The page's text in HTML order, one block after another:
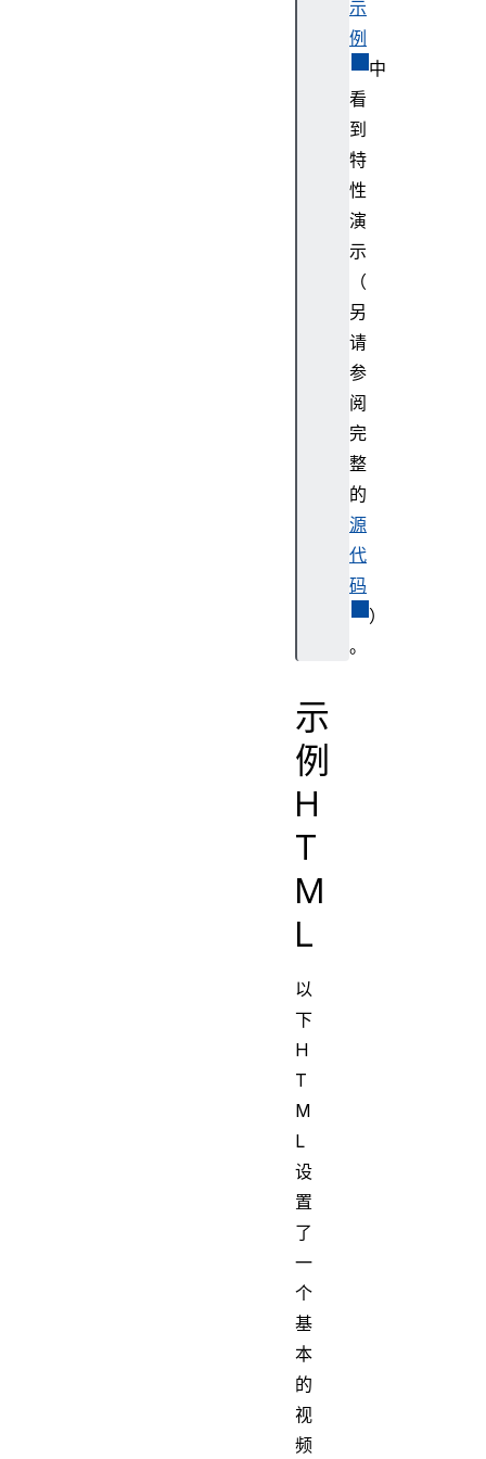
示
例
中
看
到
特
性
演
示
（
另
请
参
阅
完
整
的
源
代
码
）
。
示
例
H
T
M
L
以
下
H
T
M
L
设
置
了
一
个
基
本
的
视
频